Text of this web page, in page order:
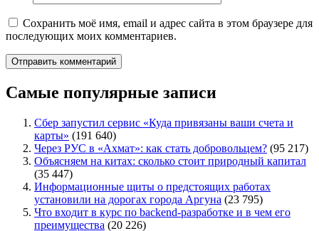
Сохранить моё имя, email и адрес сайта в этом браузере для
последующих моих комментариев.
Самые популярные записи
Сбер запустил сервис «Куда привязаны ваши счета и
карты» (191 640)
Через РУС в «Ахмат»: как стать добровольцем? (95 217)
Объясняем на китах: сколько стоит природный капитал
(35 447)
Информационные щиты о предстоящих работах
установили на дорогах города Аргуна (23 795)
Что входит в курс по backend-разработке и в чем его
преимущества (20 226)